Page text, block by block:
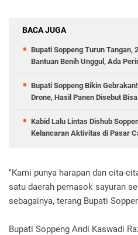
BACA JUGA
Bupati Soppeng Turun Tangan,
Bantuan Benih Unggul, Ada
Bupati Soppeng Bikin
Drone, Hasil Panen Disebut
Kabid Lalu Lintas Dishub
Kelancaran Aktivitas di Pasar
"Kami punya harapan dan cita-
satu daerah pemasok sayuran
sebagainya, terang Bupati
Bupati Soppeng Andi Kaswadi